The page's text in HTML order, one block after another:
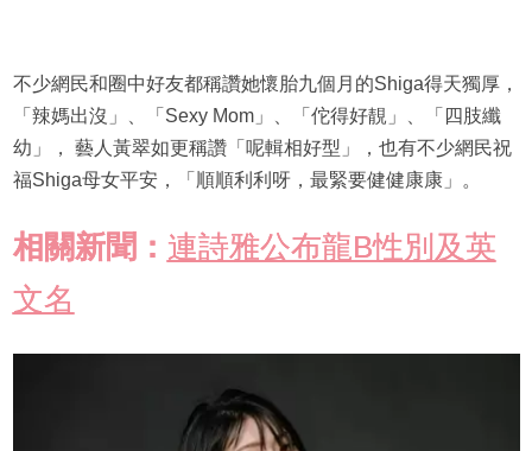
不少網民和圈中好友都稱讚她懷胎九個月的Shiga得天獨厚，
「辣媽出沒」、「Sexy Mom」、「佗得好靚」、「四肢纖
幼」， 藝人黃翠如更稱讚「呢輯相好型」，也有不少網民祝
福Shiga母女平安，「順順利利呀，最緊要健健康康」。
相關新聞： 連詩雅公布龍B性別及英
文名